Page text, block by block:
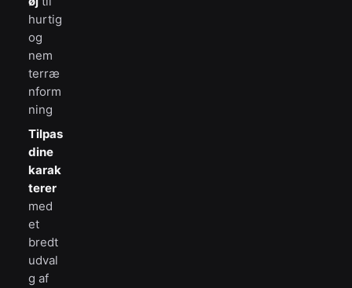
hurtig
og
nem
terræ
nform
ning
Tilpas
dine
karak
terer
med
et
bredt
udval
g af